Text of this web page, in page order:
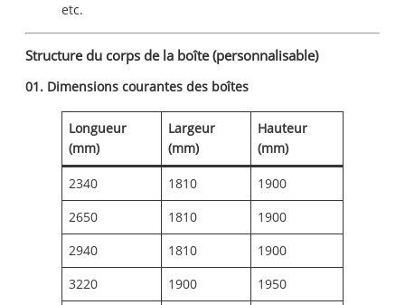
etc.
Structure du corps de la boîte (personnalisable)
01. Dimensions courantes des boîtes
Longueur
(mm)
Largeur
(mm)
Hauteur
(mm)
2340 1810
1900
2650
1810
1900
2940
1810
1900
3220
1900
1950